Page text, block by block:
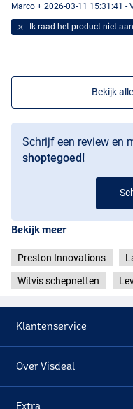
Marco + 2026-03-11 15:31:41 -
Ik raad het product niet aan
Bekijk
Schrijf een review en
shoptegoed!
Bekijk meer
Preston Innovations
Witvis schepnetten
Klantenservice
Over Visdeal
Extra